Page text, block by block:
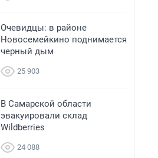
Очевидцы: в районе
Новосемейкино поднимается
черный дым
25 903
В Самарской области
эвакуировали склад
Wildberries
24 088